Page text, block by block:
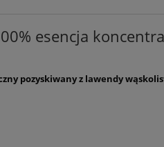
esencja
pozyskiwany z lawendy